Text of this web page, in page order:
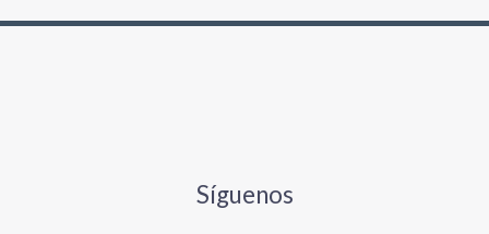
Síguenos